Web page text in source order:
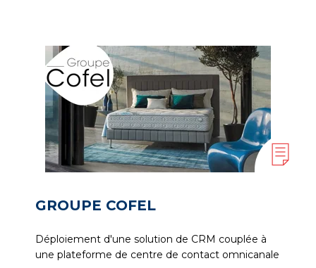
GROUPE COFEL
Déploiement d'une solution de CRM couplée à
une plateforme de centre de contact omnicanale